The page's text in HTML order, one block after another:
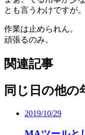
とも言うわけですが。
作業は止められん。
頑張るのみ。
関連記事
同じ日の他の
2019/10/29